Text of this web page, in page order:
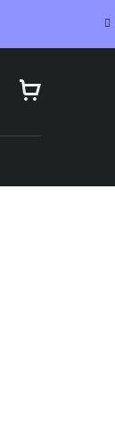
NÁKUPNÍ